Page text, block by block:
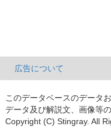
広告について
このデータベースのデータ
データ及び解説文、画像等
Copyright (C) Stingray. All